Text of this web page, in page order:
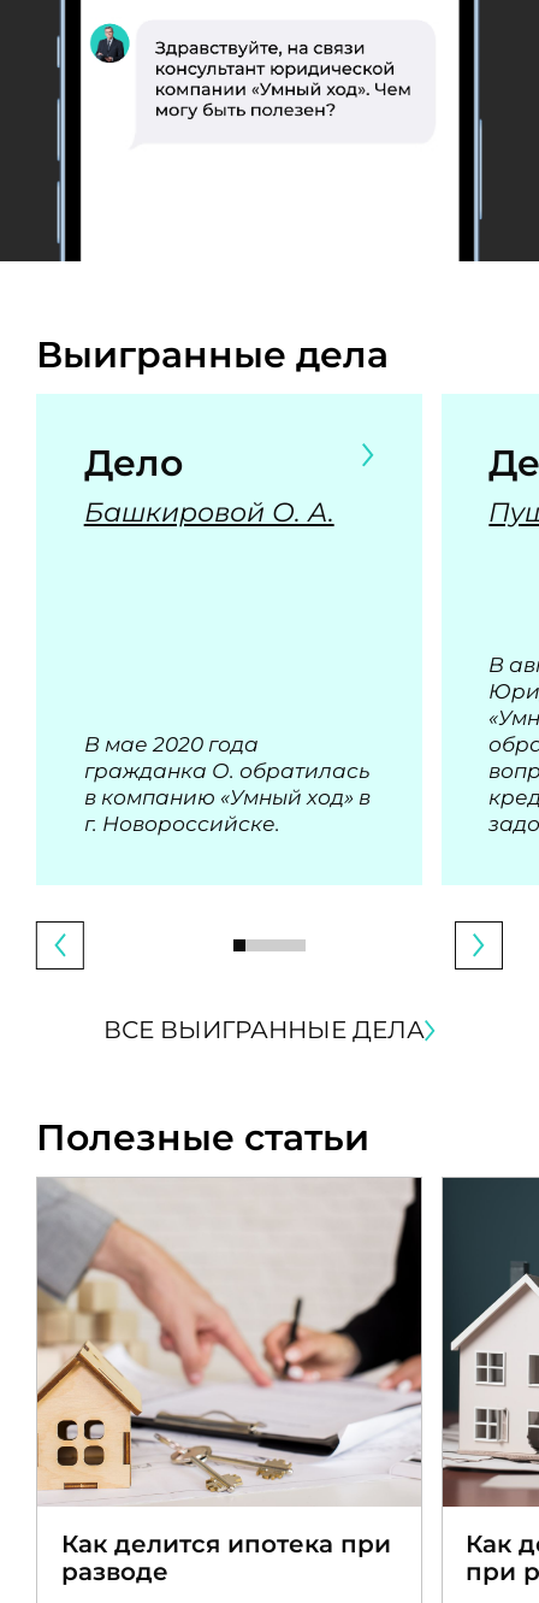
Выигранные дела
Дело
Башкировой О. А.
В мае 2020 года
гражданка О. обратилась
в компанию «Умный ход» в
г. Новороссийске.
В
ВСЕ ВЫИГРАННЫЕ ДЕЛА
Полезные статьи
Как делится ипотека при
разводе
Как
при